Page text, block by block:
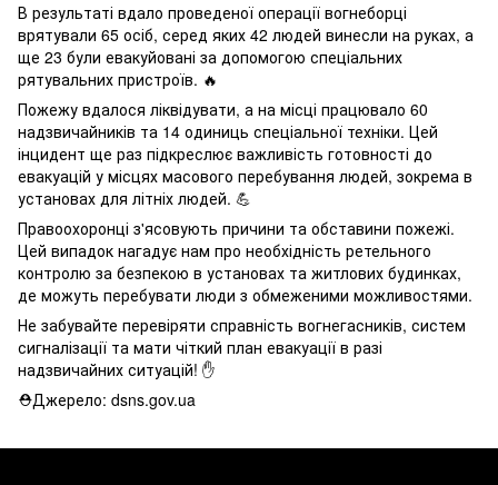
В результаті вдало проведеної операції вогнеборці
врятували 65 осіб, серед яких 42 людей винесли на руках, а
ще 23 були евакуйовані за допомогою спеціальних
рятувальних пристроїв. 🔥
Пожежу вдалося ліквідувати, а на місці працювало 60
надзвичайників та 14 одиниць спеціальної техніки. Цей
інцидент ще раз підкреслює важливість готовності до
евакуацій у місцях масового перебування людей, зокрема в
установах для літніх людей. 💪
Правоохоронці з'ясовують причини та обставини пожежі.
Цей випадок нагадує нам про необхідність ретельного
контролю за безпекою в установах та житлових будинках,
де можуть перебувати люди з обмеженими можливостями.
Не забувайте перевіряти справність вогнегасників, систем
сигналізації та мати чіткий план евакуації в разі
надзвичайних ситуацій! ✋
⛑Джерело: dsns.gov.ua